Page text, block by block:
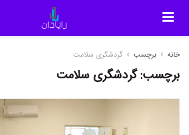
خانه برچسب گردشگری سلامت
برچسب:گردشگری سلامت